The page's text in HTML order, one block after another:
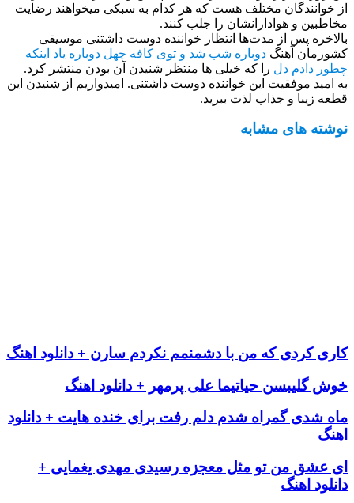
از خوانندگان مختلف هست که هر کدام به سبکی میخواهند رضایت
مخاطبین و هوادارانشان را جلب کنند.
بالاخره پس از مدت‌ها انتظار خواننده دوست داشتنی موسیقی
کشورمان آهنگ دوباره شب شد و توی کافه چهل دوباره یاد اینکه
چطور دادم دل را که خیلی ها منتظر شنیدن آن بودن منتشر کرد.
به امید موفقیت این خواننده دوست داشتنی. امیدواریم از شنیدن این
قطعه زیبا و جذاب لذت ببرید.
نوشته های مشابه
کاری کردی که من با دشمنمم نکردم سارن + دانلود اهنگ
خوش گلیبسن حیاتیما علی پرمهر + دانلود اهنگ
ماه شدی گمراه شدم دلم رفت برای خنده هایت + دانلود
اهنگ
ای عشق من تو مثل معجزه رسیدی مهدی یغمایی +
دانلود اهنگ